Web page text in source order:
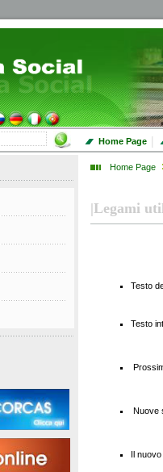
Home Page |
Home Page
|Legami
Testo
Testo
Nuove
Il